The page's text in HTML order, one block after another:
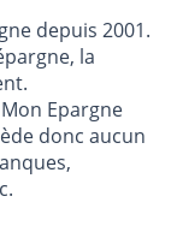
depuis 2001.
la
Epargne
donc aucun